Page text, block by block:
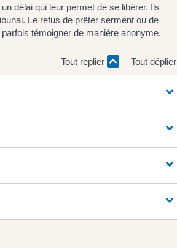
délai qui leur permet de se libérer. Ils
Le refus de prêter serment ou de
témoigner de manière anonyme.
Tout replier Tout déplier